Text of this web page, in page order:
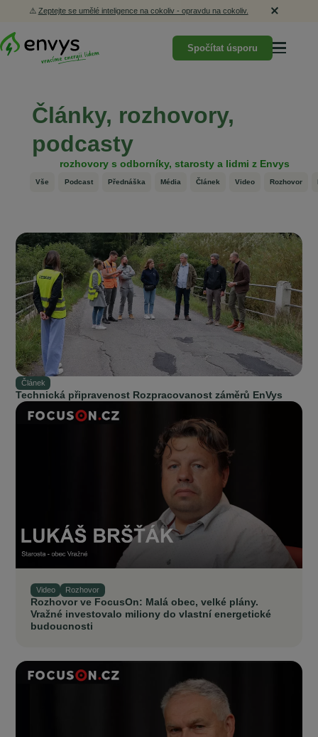
⚠️ Zeptejte se umělé inteligence na cokoliv - opravdu na cokoliv.
Spočítat úsporu
Články, rozhovory,
podcasty
rozhovory s odborníky, starosty a lidmi z Envys
Vše Podcast Přednáška Média Článek Video Rozhovor
Článek
Technická připravenost Rozpracovanost záměrů EnVys
Video Rozhovor
Rozhovor ve FocusOn: Malá obec, velké plány.
Vražné investovalo miliony do vlastní energetické
budoucnosti